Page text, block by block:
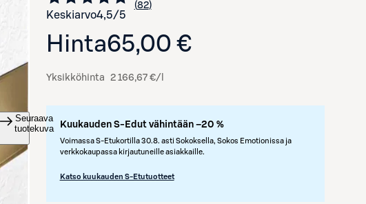
Seuraava
tuotekuva
Keskiarvo4,5/5 Siirry arvioihin
82
kappaletta
Hinta65,00 €
Yksikköhinta 2 166,67 €/l
Kuukauden S-Edut vähintään –20 %
Voimassa S-Etukortilla 30.8. asti Sokoksella, Sokos Emotionissa ja
verkkokaupassa kirjautuneille asiakkaille.
Katso kuukauden S-Etutuotteet